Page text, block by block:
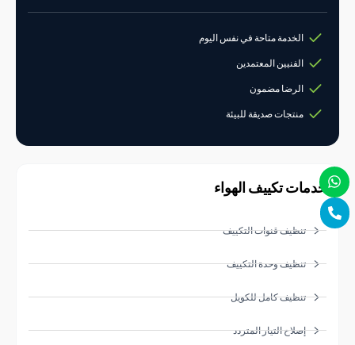
الخدمة متاحة في نفس اليوم
الفنيين المعتمدين
الرضا مضمون
منتجات صديقة للبيئة
تكييف الهواء
تنظيف قنوات التكييف
تنظيف وحدة التكييف
تنظيف كامل للكويل
إصلاح التيار المتردد